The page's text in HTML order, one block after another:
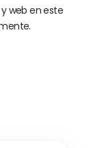
web en este